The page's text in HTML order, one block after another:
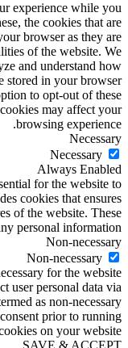
experience while you
the cookies that are
browser as they are
of the website. We
and understand how
stored in your browser
to opt-out of these
may affect your
browsing experience.
Necessary
Necessary
Always Enabled
for the website to
cookies that ensures
of the website. These
personal information.
Non-necessary
Non-necessary
for the website
user personal data via
as non-necessary
prior to running
on your website.
SAVE & ACCEPT